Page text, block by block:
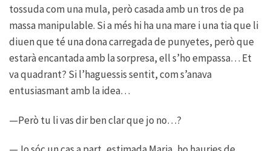
tossuda com una mula, però casada amb un tros de pa
massa manipulable. Si a més hi ha una mare i una tia que li
diuen que té una dona carregada de punyetes, però que
estarà encantada amb la sorpresa, ell s’ho empassa… Et
va quadrant? Si l’haguessis sentit, com s’anava
entusiasmant amb la idea…
—Però tu li vas dir ben clar que jo no…?